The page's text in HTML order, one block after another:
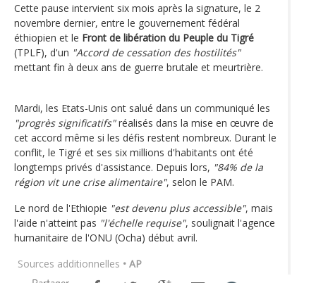
Cette pause intervient six mois après la signature, le 2
novembre dernier, entre le gouvernement fédéral
éthiopien et le Front de libération du Peuple du Tigré
(TPLF), d'un "Accord de cessation des hostilités"
mettant fin à deux ans de guerre brutale et meurtrière.
Mardi, les Etats-Unis ont salué dans un communiqué les
"progrès significatifs"réalisés dans la mise en œuvre de
cet accord même si les défis restent nombreux. Durant le
conflit, le Tigré et ses six millions d'habitants ont été
longtemps privés d'assistance. Depuis lors, "84% de la
région vit une crise alimentaire", selon le PAM.
Le nord de l'Ethiopie "est devenu plus accessible", mais
l'aide n'atteint pas "l'échelle requise", soulignait l'agence
humanitaire de l'ONU (Ocha) début avril.
Sources additionnelles • AP